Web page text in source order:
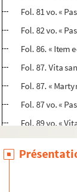
Fol. 81 vo. «
Fol. 82 vo. «
Fol. 86. « Item
Fol. 87. Vita
Fol. 87. «
Fol. 87 vo. «
Fol. 89 vo. «
Fol. 90. Vita S
Fol. 90 vo. «
Fol. 96. Vita